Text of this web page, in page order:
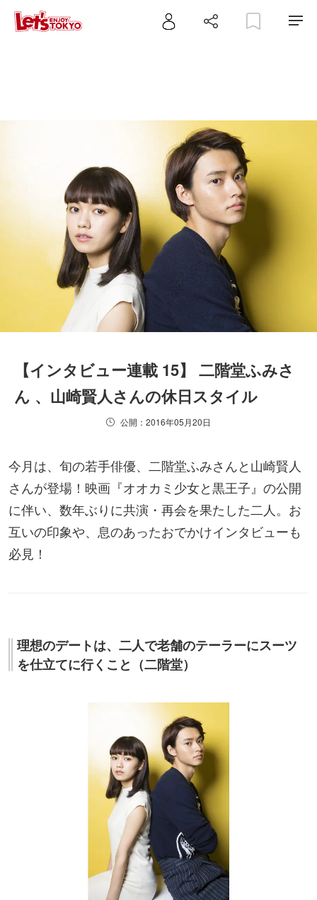
【インタビュー連載 15】 二階堂ふみさ
ん 、山崎賢人さんの休日スタイル
公開：2016年05月20日
今月は、旬の若手俳優、二階堂ふみさんと山崎賢人
さんが登場！映画『オオカミ少女と黒王子』の公開
に伴い、数年ぶりに共演・再会を果たした二人。お
互いの印象や、息のあったおでかけインタビューも
必見！
理想のデートは、二人で老舗のテーラーにスーツ
を仕立てに行くこと（二階堂）